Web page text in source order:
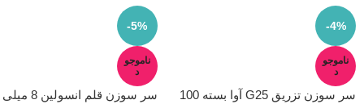
-4%
ناموجو
د
سر سوزن تزریق G25 آوا بسته 100
-5%
ناموجو
د
سر سوزن قلم